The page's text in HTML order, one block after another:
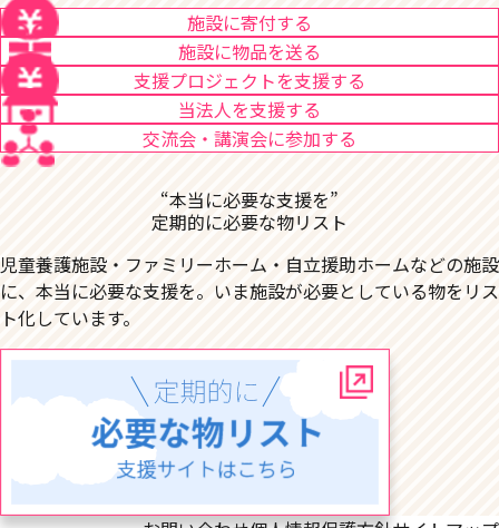
施設に寄付する
施設に物品を送る
支援プロジェクトを支援する
当法人を支援する
交流会・講演会に参加する
“本当に必要な支援を”
定期的に必要な物リスト
児童養護施設・ファミリーホーム・自立援助ホームなどの施設
に、本当に必要な支援を。いま施設が必要としている物をリス
ト化しています。